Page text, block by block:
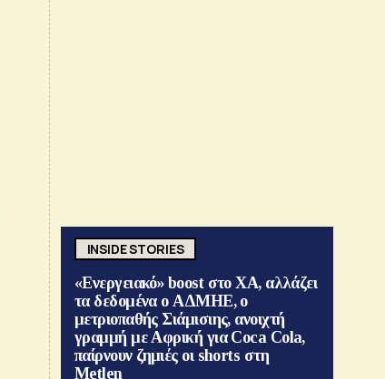
INSIDE STORIES
«Ενεργειακό» boost στο ΧΑ, αλλάζει
τα δεδομένα ο ΑΔΜΗΕ, ο
μετριοπαθής Σιάμισιης, ανοιχτή
γραμμή με Αφρική για Coca Cola,
παίρνουν ζημιές οι shorts στη
Metlen